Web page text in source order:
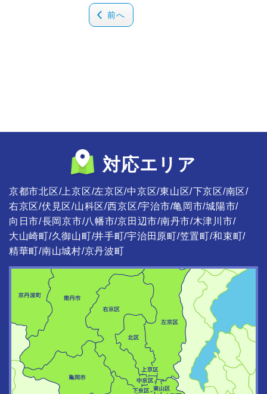
前へ
対応エリア
京都市北区 上京区 左京区 中京区 東山区 下京区 南区
右京区 伏見区 山科区 西京区 宇治市 亀岡市 城陽市
向日市 長岡京市 八幡市 京田辺市 南丹市 木津川市
大山崎町 久御山町 井手町 宇治田原町 笠置町 和束町
精華町 南山城村 京丹波町